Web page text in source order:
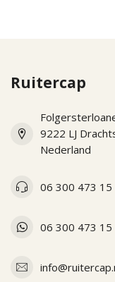
Ruitercap
9222 LJ
Nederland
06 300 473 15
06 300 473 15